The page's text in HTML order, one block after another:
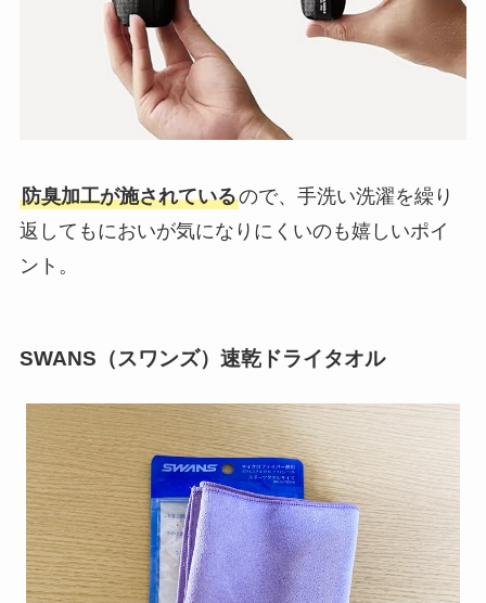
防臭加工が施されているので、手洗い洗濯を繰り
返してもにおいが気になりにくいのも嬉しいポイ
ント。
SWANS（スワンズ）速乾ドライタオル